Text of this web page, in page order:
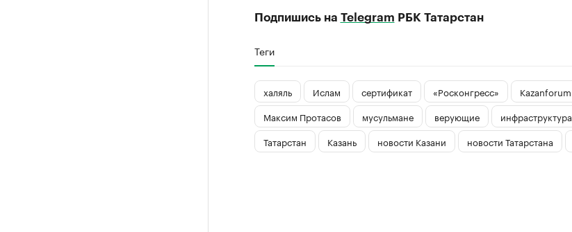
Подпишись на Telegram РБК Татарстан
Теги
халяль Ислам сертификат «Росконгресс» Kazanforum
Максим Протасов
мусульмане верующие инфраструктура
Татарстан
Казань новости Казани новости Татарстана